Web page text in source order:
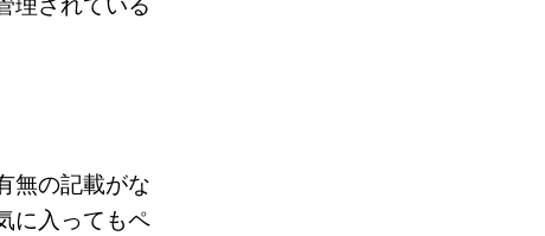
無の記載がな
に入ってもペ